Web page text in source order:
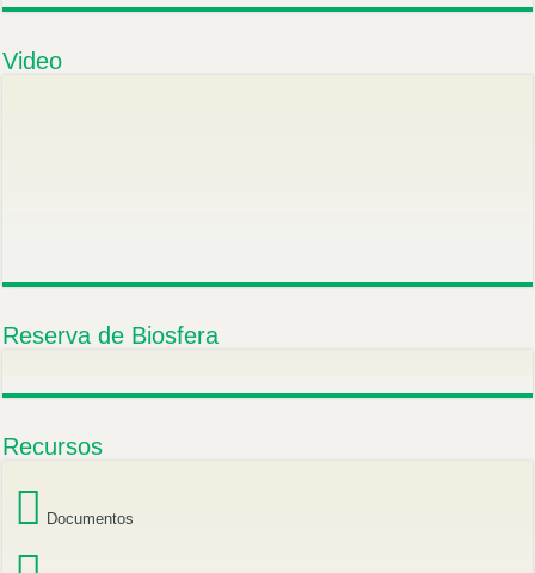
Video
Reserva de Biosfera
Recursos
Documentos